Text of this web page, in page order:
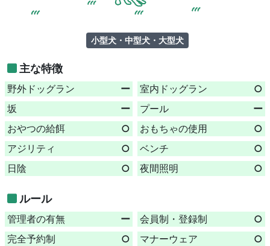
小型犬・中型犬・大型犬
主な特徴
野外ドッグラン ー 室内ドッグラン
○
坂
ー プール
ー
おやつの給餌
○ おもちゃの使用
○
アジリティ
○ ベンチ
○
日陰
○ 夜間照明 ○
ルール
管理者の有無 ー 会員制・登録制
○
完全予約制
○ マナーウェア
○